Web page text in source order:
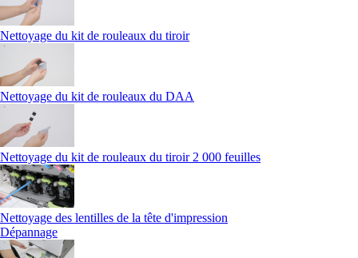
Nettoyage du kit de rouleaux du tiroir
Nettoyage du kit de rouleaux du DAA
Nettoyage du kit de rouleaux du tiroir 2 000 feuilles
Nettoyage des lentilles de la tête d'impression
Dépannage